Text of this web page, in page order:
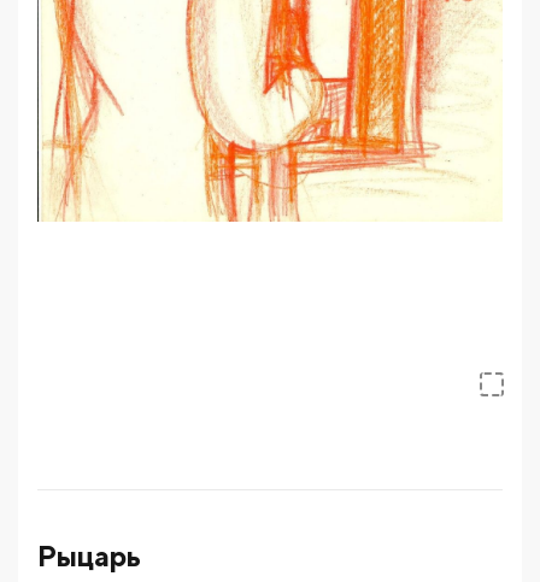
Рыцарь